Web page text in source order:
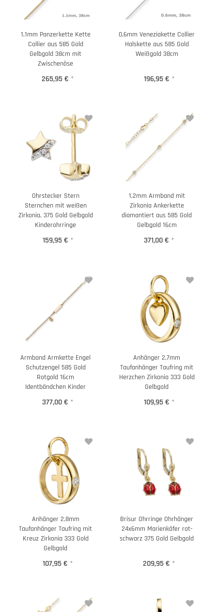
1,1mm Panzerkette Kette
Collier aus 585 Gold
Gelbgold 38cm mit
Zwischenöse
265,95 € *
0,6mm Veneziakette Collier
Halskette aus 585 Gold
Weißgold 38cm
196,95 € *
Ohrstecker Stern
Sternchen mit weißen
Zirkonia, 375 Gold Gelbgold
Kinderohrringe
159,95 € *
1,2mm Armband mit
Zirkonia Ankerkette
diamantiert aus 585 Gold
Gelbgold 16cm
371,00 € *
Armband Armkette Engel
Schutzengel 585 Gold
Rotgold 16cm
Identbändchen Kinder
377,00 € *
Anhänger 2,7mm
Taufanhänger Taufring mit
Herzchen Zirkonia 333 Gold
Gelbgold
109,95 € *
Anhänger 2,8mm
Taufanhänger Taufring mit
Kreuz Zirkonia 333 Gold
Gelbgold
107,95 € *
Brisur Ohrringe Ohrhänger
24x6mm Marienkäfer rot-
schwarz 375 Gold Gelbgold
209,95 € *